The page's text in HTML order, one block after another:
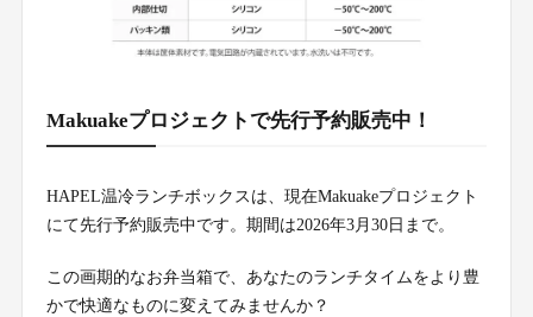
Makuakeプロジェクトで先行予約販売中！
HAPEL温冷ランチボックスは、現在Makuakeプロジェクト
にて先行予約販売中です。期間は2026年3月30日まで。
この画期的なお弁当箱で、あなたのランチタイムをより豊
かで快適なものに変えてみませんか？